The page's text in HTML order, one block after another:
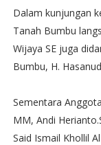
Dalam kunjungan
Tanah Bumbu
Wijaya SE juga
Bumbu, H.
Sementara
MM, Andi
Said Ismail Khollil